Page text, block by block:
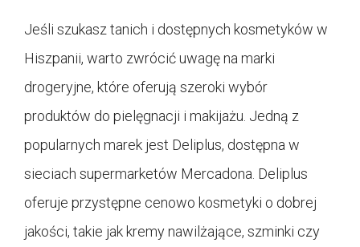
Jeśli szukasz tanich i dostępnych kosmetyków w
Hiszpanii, warto zwrócić uwagę na marki
drogeryjne, które oferują szeroki wybór
produktów do pielęgnacji i makijażu. Jedną z
popularnych marek jest Deliplus, dostępna w
sieciach supermarketów Mercadona. Deliplus
oferuje przystępne cenowo kosmetyki o dobrej
jakości, takie jak kremy nawilżające, szminki czy